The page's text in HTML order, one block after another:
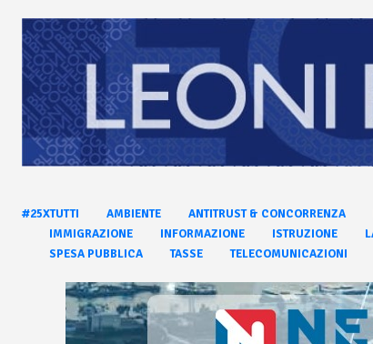
#25XTUTTI AMBIENTE ANTITRUST & CONCORRENZA
IMMIGRAZIONE
INFORMAZIONE ISTRUZIONE
SPESA PUBBLICA
TASSE TELECOMUNICAZIONI